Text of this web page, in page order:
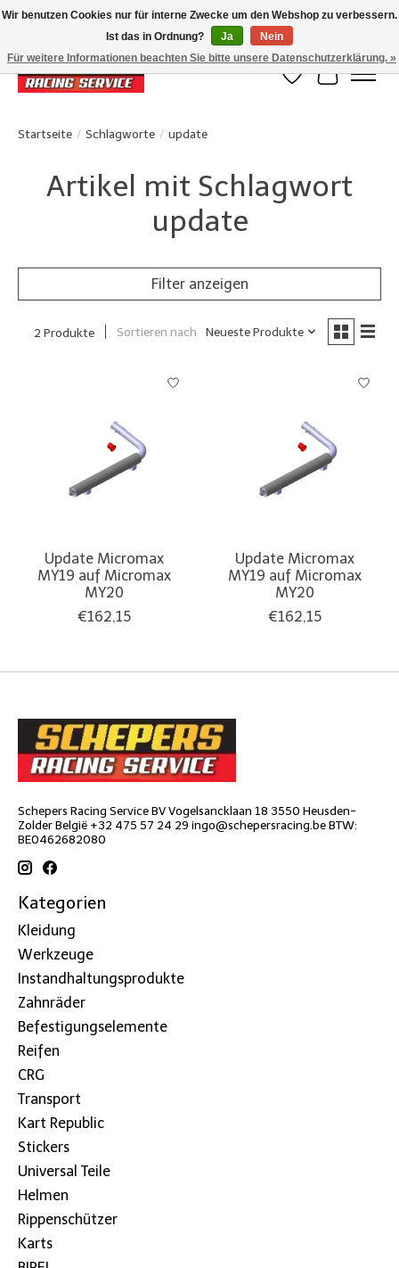
Klanten beoordelen ons met een 4,8/5 op Google reviews
Wunschzettel
Ihr
Startseite / Schlagworte / update
Artikel mit Schlagwort
update
Filter anzeigen
2 Produkte Sortieren nach Neueste Produkte
Update Micromax
MY19 auf Micromax
MY20
€162,15
Update Micromax
MY19 auf Micromax
MY20
€162,15
Schepers Racing Service BV Vogelsancklaan 18 3550 Heusden-
Zolder België +32 475 57 24 29 ingo@schepersracing.beBTW:
BE0462682080
Kategorien
Kleidung
Werkzeuge
Instandhaltungsprodukte
Zahnräder
Befestigungselemente
Reifen
CRG
Transport
Kart Republic
Stickers
Universal Teile
Helmen
Rippenschützer
Karts
Wir benutzen Cookies nur für interne Zwecke um den Webshop zu verbessern.
Ist das in Ordnung?
Ja
Nein
Für weitere Informationen beachten Sie bitte unsere Datenschutzerklärung. »